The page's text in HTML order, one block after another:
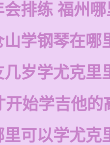
会排练 福州
山学钢琴在哪
几岁学尤克里
开始学吉他的
里可以学尤克